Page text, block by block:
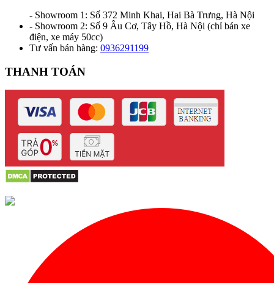
- Showroom 1: Số 372 Minh Khai, Hai Bà Trưng, Hà Nội
- Showroom 2: Số 9 Âu Cơ, Tây Hồ, Hà Nội (chỉ bán xe
điện, xe máy 50cc)
Tư vấn bán hàng: 0936291199
THANH TOÁN